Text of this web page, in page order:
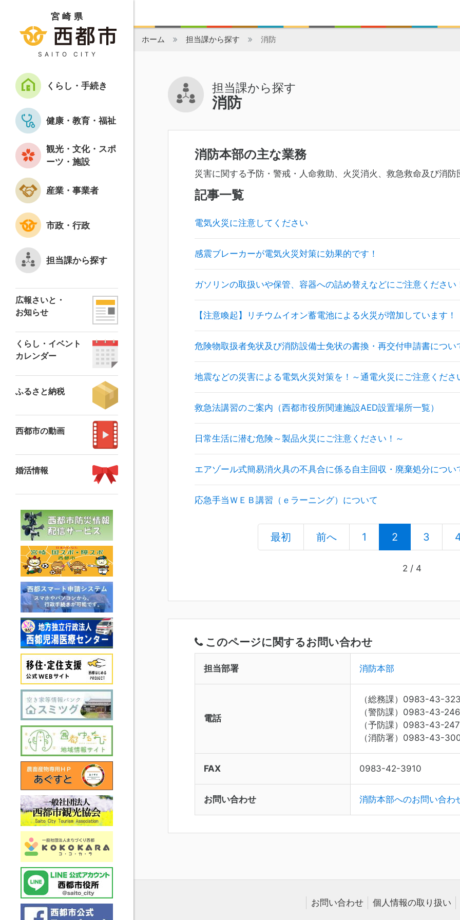
宮崎県
SAITO CITY
くらし・手続き
健康・教育・福祉
観光・文化・スポ
ーツ・施設
産業・事業者
市政・行政
担当課から探す
広報さいと・
お知らせ
くらし・イベント
カレンダー
ふるさと納税
西都市の動画
婚活情報
ホーム 担当課から探す 消防
担当課から探す
消防
消防本部の主な業務
災害に関する予防・警戒・人命救助、火災消火、救急救命及び消防
記事一覧
電気火災に注意してください
感震ブレーカーが電気火災対策に効果的です！
ガソリンの取扱いや保管、容器への詰め替えなどにご注意ください
【注意喚起】リチウムイオン蓄電池による火災が増加しています！
危険物取扱者免状及び消防設備士免状の書換・再交付申請書につい
地震などの災害による電気火災対策を！～通電火災にご注意くださ
救急法講習のご案内（西都市役所関連施設AED設置場所一覧）
日常生活に潜む危険～製品火災にご注意ください！～
エアゾール式簡易消火具の不具合に係る自主回収・廃棄処分につい
応急手当ＷＥＢ講習（ｅラーニング）について
最初 前へ 1 2 (current)
3
2 / 4
このページに関するお問い合わせ
担当部署 消防本部
電話
（総務課）0983-43-
（警防課）0983-43-
（予防課）0983-43-
（消防署）0983-43-
FAX 0983-42-3910
お問い合わせ 消防本部へのお問い合わ
お問い合わせ 個人情報の取り扱い